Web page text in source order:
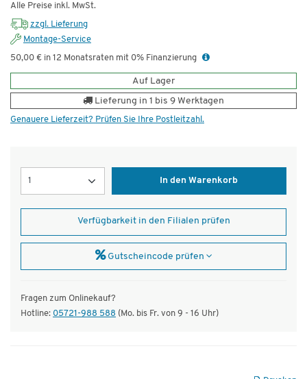
Alle Preise inkl. MwSt.
zzgl. Lieferung
Montage-Service
50,00 € in 12 Monatsraten mit 0% Finanzierung
Auf Lager
Lieferung in 1 bis 9 Werktagen
Genauere Lieferzeit? Prüfen Sie Ihre Postleitzahl.
In den Warenkorb
Verfügbarkeit in den Filialen prüfen
Gutscheincode prüfen
Fragen zum Onlinekauf?
Hotline: 05721-988 588 (Mo. bis Fr. von 9 - 16 Uhr)